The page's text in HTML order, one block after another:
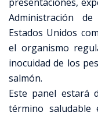
presentaciones,
Administración
Estados Unidos
el organismo
inocuidad de los
salmón.
Este panel estará
término